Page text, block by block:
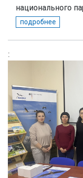
национального
подробнее